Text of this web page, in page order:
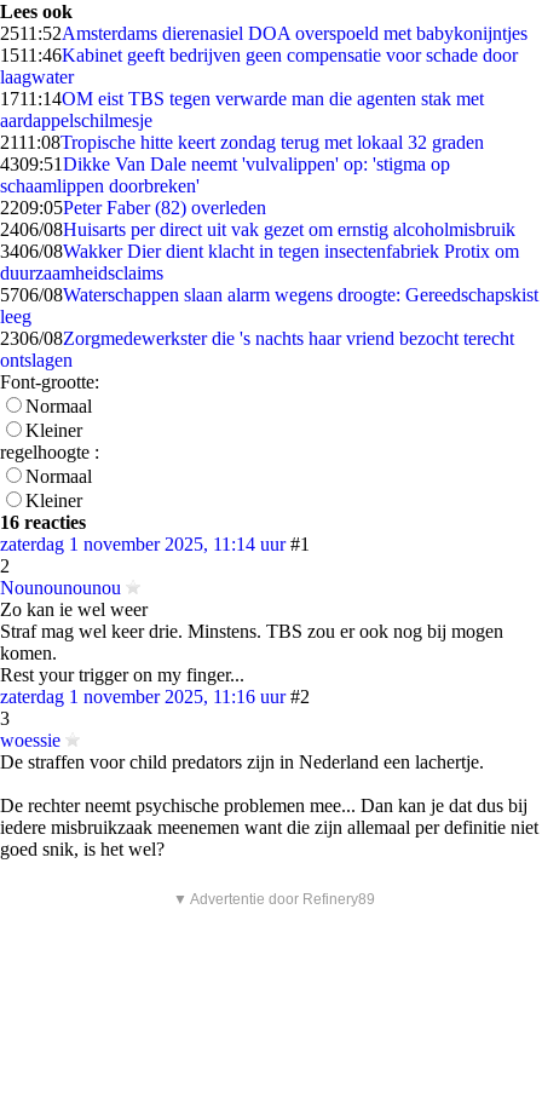
Lees ook
2511:52Amsterdams dierenasiel DOA overspoeld met babykonijntjes
1511:46Kabinet geeft bedrijven geen compensatie voor schade door
laagwater
1711:14OM eist TBS tegen verwarde man die agenten stak met
aardappelschilmesje
2111:08Tropische hitte keert zondag terug met lokaal 32 graden
4309:51Dikke Van Dale neemt 'vulvalippen' op: 'stigma op
schaamlippen doorbreken'
2209:05Peter Faber (82) overleden
2406/08Huisarts per direct uit vak gezet om ernstig alcoholmisbruik
3406/08Wakker Dier dient klacht in tegen insectenfabriek Protix om
duurzaamheidsclaims
5706/08Waterschappen slaan alarm wegens droogte: Gereedschapskist
leeg
2306/08Zorgmedewerkster die 's nachts haar vriend bezocht terecht
ontslagen
Font-grootte:
Normaal
Kleiner
regelhoogte :
Normaal
Kleiner
16 reacties
zaterdag 1 november 2025, 11:14 uur #1
2
Nounounounou
Zo kan ie wel weer
Straf mag wel keer drie. Minstens. TBS zou er ook nog bij mogen
komen.
Rest your trigger on my finger...
zaterdag 1 november 2025, 11:16 uur #2
3
woessie
De straffen voor child predators zijn in Nederland een lachertje.
De rechter neemt psychische problemen mee... Dan kan je dat dus bij
iedere misbruikzaak meenemen want die zijn allemaal per definitie niet
goed snik, is het wel?
▼ Advertentie door Refinery89